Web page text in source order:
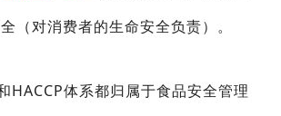
（对消费者的生命安全负责）。
HACCP体系都归属于食品安全管理